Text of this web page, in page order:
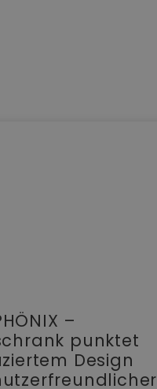
–
punktet
Design